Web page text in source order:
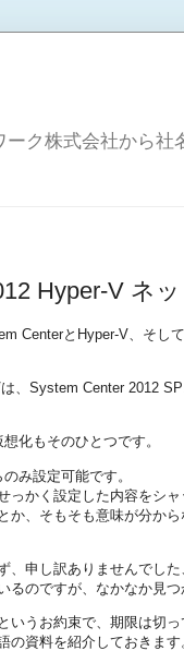
ク株式会社から社
Hyper-V ネ
CenterとHyper-V、そし
、System Center 2012
化もそのひとつです。
み設定可能です。
っかく設定した内容をシ
か、そもそも意味が分か
、申し訳ありませんでした
るのですが、なかなか見
いうお約束で、期限は切
の資料を紹介しておきます